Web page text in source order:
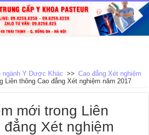
ngành Y Dược Khác >> Cao đẳng Xét nghiệm
Liên thông Cao đẳng Xét nghiệm năm 2017
mới trong Liên
Xét nghiệm